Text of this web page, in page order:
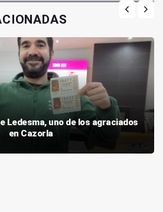
Ledesma, uno de los agraciados
en Cazorla